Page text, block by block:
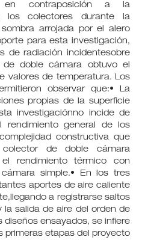
en contraposición a la
los colectores durante la
arrojada por el alero
para esta investigación,
de radiación incidentesobre
de doble cámara obtuvo el
valores de temperatura. Los
observar que:• La
propias de la superficie
investigaciónno incide de
rendimiento general de los
constructiva que
de doble cámara
rendimiento térmico con
simple.• En los tres
aportes de aire caliente
a registrarse saltos
salida de aire del orden de
diseños ensayados, se infiere
primeras etapas del proyecto